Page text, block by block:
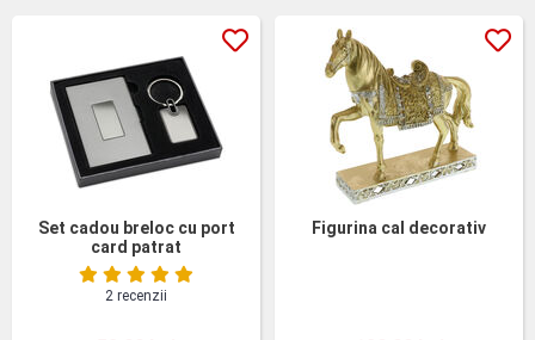
Set cadou breloc cu port
card patrat
2 recenzii
Figurina cal decorativ